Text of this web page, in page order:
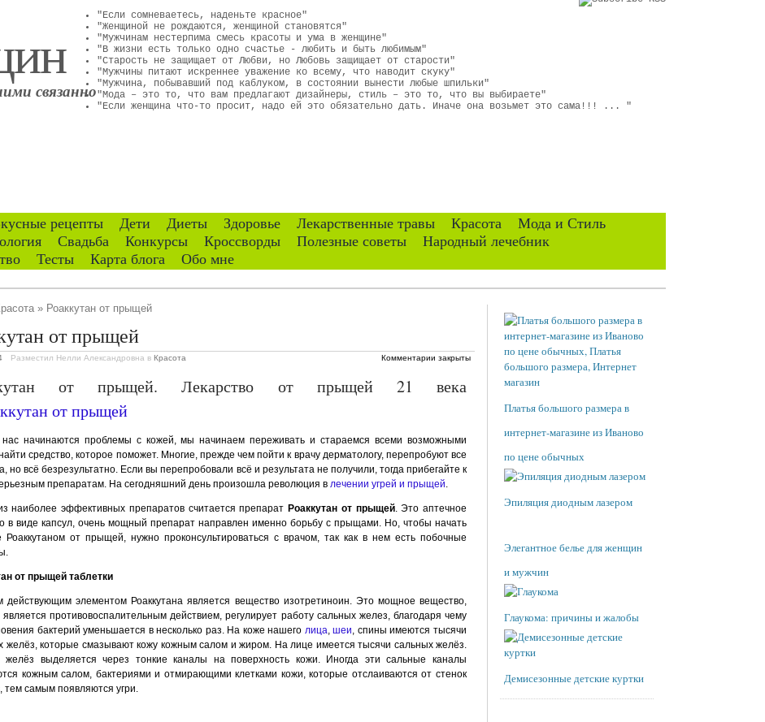
связанно
"Если сомневаетесь, наденьте красное"
"Женщиной не рождаются, женщиной становятся"
"Мужчинам нестерпима смесь красоты и ума в женщине"
"В жизни есть только одно счастье - любить и быть любимым"
"Старость не защищает от Любви, но Любовь защищает от старости"
"Мужчины питают искреннее уважение ко всему, что наводит скуку"
"Мужчина, побывавший под каблуком, в состоянии вынести любые шпильки"
"Мода – это то, что вам предлагают дизайнеры, стиль – это то, что вы выбираете"
"Если женщина что-то просит, надо ей это обязательно дать. Иначе она возьмет это сама!!! ... "
рецепты Дети Диеты Здоровье Лекарственные травы Красота
Мода и Стиль
Свадьба Конкурсы Кроссворды Полезные советы
Народный лечебник
Тесты Карта блога Обо мне
» Роаккутан от прыщей
от прыщей
Разместил Нелли Александровна в Красота Комментарии закрыты
от прыщей. Лекарство от прыщей 21 века
нас начинаются проблемы с кожей, мы начинаем переживать и стараемся всеми возможными
средство, которое поможет. Многие, прежде чем пойти к врачу дерматологу, перепробуют все
но всё безрезультатно. Если вы перепробовали всё и результата не получили, тогда прибегайте к
препаратам. На сегодняшний день произошла революция в лечении угрей и прыщей.
наиболее эффективных препаратов считается препарат Роаккутан от прыщей. Это аптечное
в виде капсул, очень мощный препарат направлен именно борьбу с прыщами. Но, чтобы начать
Роаккутаном от прыщей, нужно проконсультироваться с врачом, так как в нем есть побочные
от прыщей таблетки
действующим элементом Роаккутана является вещество изотретиноин. Это мощное вещество,
является противовоспалительным действием, регулирует работу сальных желез, благодаря чему
бактерий уменьшается в несколько раз. На коже нашего лица,шеи, спины имеются тысячи
желёз, которые смазывают кожу кожным салом и жиром. На лице имеется тысячи сальных желёз.
выделяется через тонкие каналы на поверхность кожи. Иногда эти сальные каналы
кожным салом, бактериями и отмирающими клетками кожи, которые отслаиваются от стенок
тем самым появляются угри.
Платья большого размера в
интернет-магазине из Иваново
по цене обычных
Эпиляция диодным лазером
Элегантное белье для женщин
и мужчин
Глаукома: причины и жалобы
Демисезонные детские куртки